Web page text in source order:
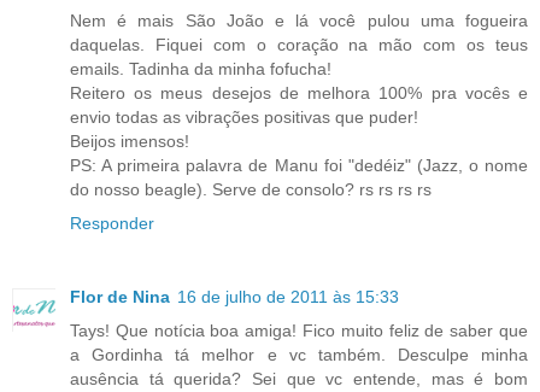
Nem é mais São João e lá você pulou uma fogueira
daquelas. Fiquei com o coração na mão com os teus
emails. Tadinha da minha fofucha!
Reitero os meus desejos de melhora 100% pra vocês e
envio todas as vibrações positivas que puder!
Beijos imensos!
PS: A primeira palavra de Manu foi "dedéiz" (Jazz, o nome
do nosso beagle). Serve de consolo? rs rs rs rs
Responder
Flor de Nina 16 de julho de 2011 às 15:33
Tays! Que notícia boa amiga! Fico muito feliz de saber que
a Gordinha tá melhor e vc também. Desculpe minha
ausência tá querida? Sei que vc entende, mas é bom